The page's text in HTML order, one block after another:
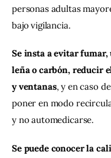
personas adultas
bajo vigilancia.
Se insta a evitar fumar,
leña o carbón, reducir
y ventanas, y en caso
poner en modo
y no automedicarse.
Se puede conocer la